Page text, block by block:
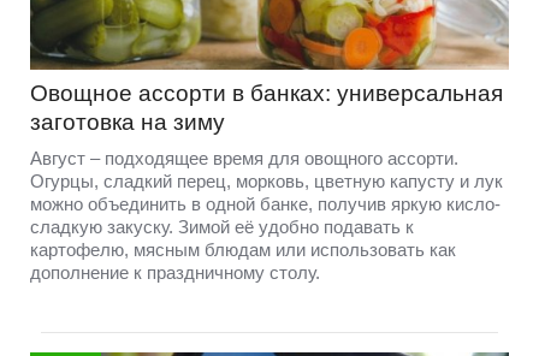
Овощное ассорти в банках: универсальная
заготовка на зиму
Август – подходящее время для овощного ассорти.
Огурцы, сладкий перец, морковь, цветную капусту и лук
можно объединить в одной банке, получив яркую кисло-
сладкую закуску. Зимой её удобно подавать к
картофелю, мясным блюдам или использовать как
дополнение к праздничному столу.